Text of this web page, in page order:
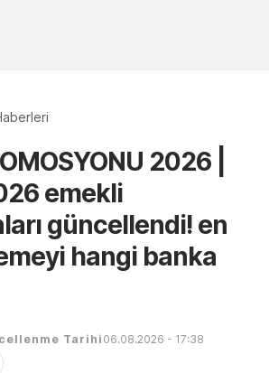
2026 |
emekli
güncellendi! en
hangi banka
Tarihi 06.08.2026 - 17:38